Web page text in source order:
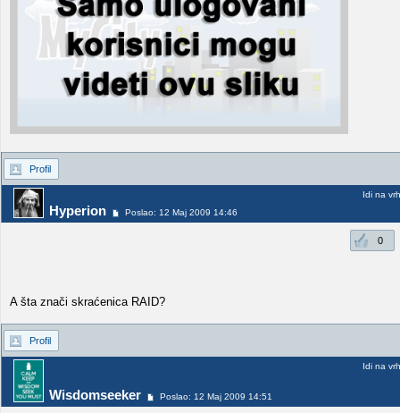
Profil
Hyperion Poslao: 12 Maj 2009 14:46
Idi na vrh
0
A šta znači skraćenica RAID?
Profil
Wisdomseeker Poslao: 12 Maj 2009 14:51
Idi na vrh